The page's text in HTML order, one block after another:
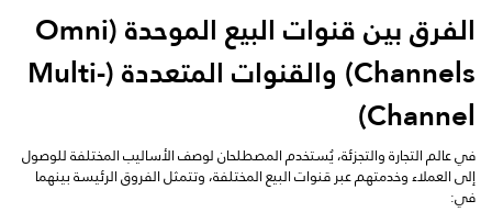
الفرق بين قنوات البيع الموحدة (Omni
Channels) والقنوات المتعددة (Multi-
Channel)
في عالم التجارة والتجزئة، يُستخدم المصطلحان لوصف الأساليب المختلفة للوصول
إلى العملاء وخدمتهم عبر قنوات البيع المختلفة، وتتمثل الفروق الرئيسة بينهما
في: